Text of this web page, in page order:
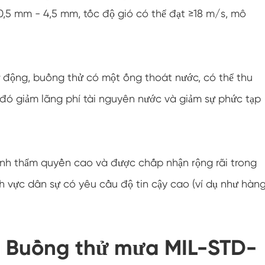
Buồng điều hòa nhiệt độ âm
Buồng đo độ cao nhiệt độ
Buồng Nhiệt ẩm
Thiết bị kiểm tra tấm pin PV
Buồng khí hậu lạnh
Buồng điều hòa
mm - 4,5 mm, tốc độ gió có thể đạt ≥18 m/s, mô
buồng thử có một ống thoát nước, có thể thu
giảm lãng phí tài nguyên nước và giảm sự phức tạp
thẩm quyền cao và được chấp nhận rộng rãi trong
vực dân sự có yêu cầu độ tin cậy cao (ví dụ như
thử mưa MIL-STD-